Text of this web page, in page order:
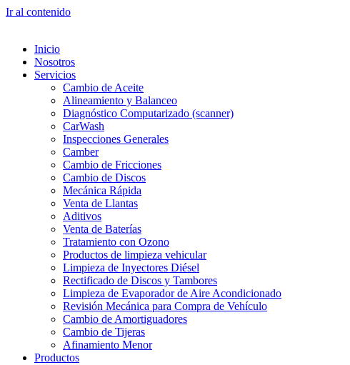
Ir al contenido
Inicio
Nosotros
Servicios
Cambio de Aceite
Alineamiento y Balanceo
Diagnóstico Computarizado (scanner)
CarWash
Inspecciones Generales
Camber
Cambio de Fricciones
Cambio de Discos
Mecánica Rápida
Venta de Llantas
Aditivos
Venta de Baterías
Tratamiento con Ozono
Productos de limpieza vehicular
Limpieza de Inyectores Diésel
Rectificado de Discos y Tambores
Limpieza de Evaporador de Aire Acondicionado
Revisión Mecánica para Compra de Vehículo
Cambio de Amortiguadores
Cambio de Tijeras
Afinamiento Menor
Productos